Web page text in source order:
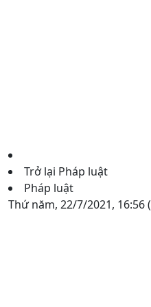
Trở lại Pháp luật
Pháp luật
Thứ năm, 22/7/2021, 16:56